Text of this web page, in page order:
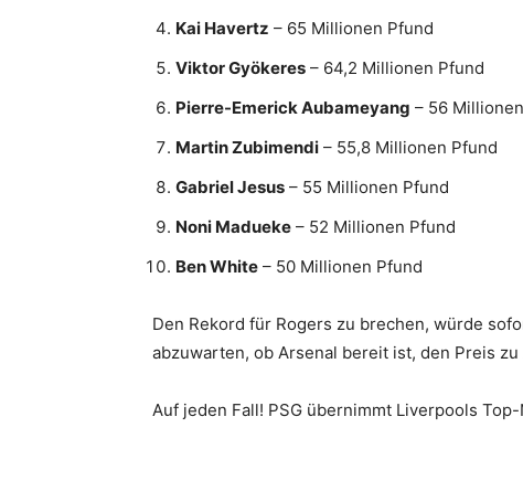
Kai Havertz – 65 Millionen Pfund
Viktor Gyökeres – 64,2 Millionen Pfund
Pierre-Emerick Aubameyang – 56
Martin Zubimendi – 55,8 Millionen Pfund
Gabriel Jesus – 55 Millionen Pfund
Noni Madueke – 52 Millionen Pfund
Ben White – 50 Millionen Pfund
Den Rekord für Rogers zu brechen, würde
abzuwarten, ob Arsenal bereit ist, den Preis zu
Auf jeden Fall! PSG übernimmt Liverpools